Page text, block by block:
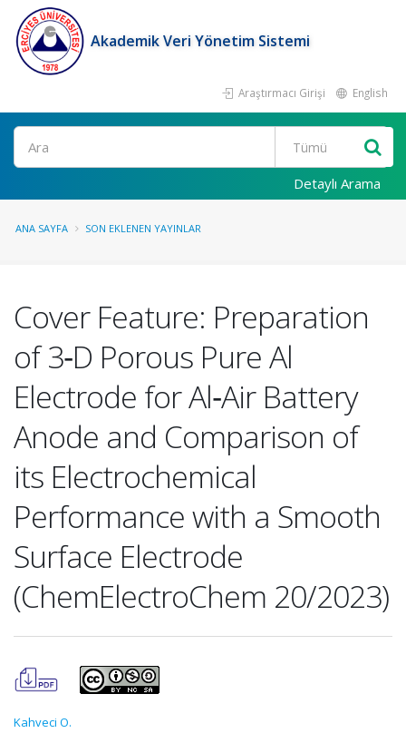
Akademik Veri Yönetim Sistemi
Araştırmacı Girişi English
Ara
Detaylı Arama
ANA SAYFA SON EKLENEN YAYINLAR
Cover Feature: Preparation
of 3‐D Porous Pure Al
Electrode for Al‐Air Battery
Anode and Comparison of
its Electrochemical
Performance with a Smooth
Surface Electrode
(ChemElectroChem 20/2023)
Kahveci O.